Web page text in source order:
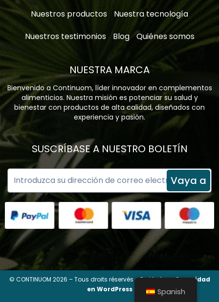
Nuestros productos
Nuestra tecnología
Nuestros testimonios
Blog Quiénes somos
NUESTRA MARCA
Bienvenido a Continuom, líder innovador en complementos
alimenticios. Nuestra misión es potenciar su salud y
bienestar con productos de alta calidad, diseñados con
experiencia y pasión.
SUSCRÍBASE A NUESTRO BOLETÍN
Vaya a
© CONTINUOM 2026 – Tous droits réservés – Protégé parSeguridad
en WordPress
Spanish